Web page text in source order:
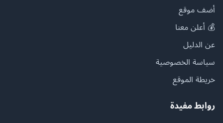
أضف موقع
💰 أعلن معنا
عن الدليل
سياسة الخصوصية
خريطة الموقع
روابط مفيدة